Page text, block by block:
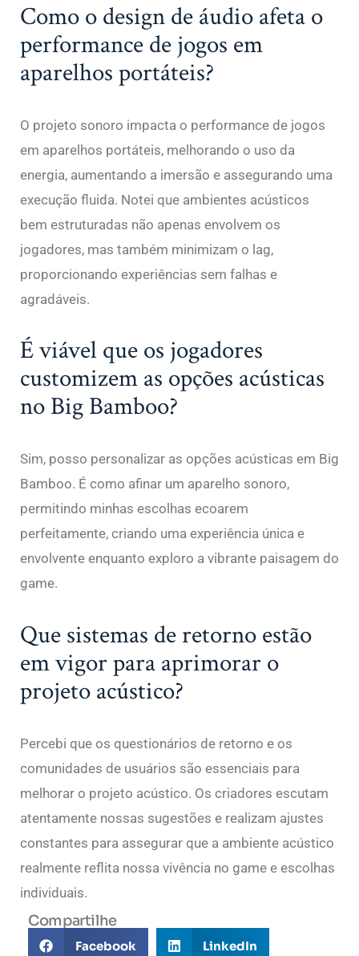
Como o design de áudio afeta o
performance de jogos em
aparelhos portáteis?
O projeto sonoro impacta o performance de jogos
em aparelhos portáteis, melhorando o uso da
energia, aumentando a imersão e assegurando uma
execução fluida. Notei que ambientes acústicos
bem estruturadas não apenas envolvem os
jogadores, mas também minimizam o lag,
proporcionando experiências sem falhas e
agradáveis.
É viável que os jogadores
customizem as opções acústicas
no Big Bamboo?
Sim, posso personalizar as opções acústicas em Big
Bamboo. É como afinar um aparelho sonoro,
permitindo minhas escolhas ecoarem
perfeitamente, criando uma experiência única e
envolvente enquanto exploro a vibrante paisagem do
game.
Que sistemas de retorno estão
em vigor para aprimorar o
projeto acústico?
Percebi que os questionários de retorno e os
comunidades de usuários são essenciais para
melhorar o projeto acústico. Os criadores escutam
atentamente nossas sugestões e realizam ajustes
constantes para assegurar que a ambiente acústico
realmente reflita nossa vivência no game e escolhas
individuais.
Compartilhe
Facebook LinkedIn